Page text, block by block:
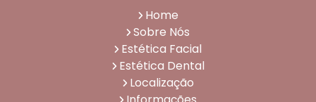
Home
Sobre Nós
Estética Facial
Estética Dental
Localização